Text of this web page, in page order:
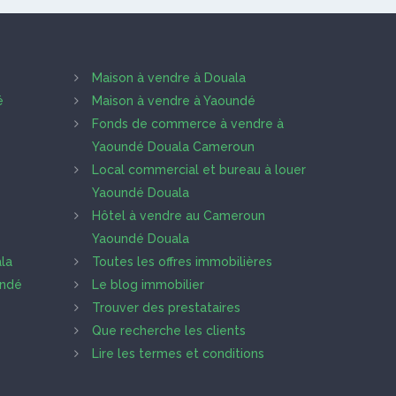
Maison à vendre à Douala
Maison à vendre à Yaoundé
Fonds de commerce à vendre à
Yaoundé Douala Cameroun
Local commercial et bureau à louer
Yaoundé Douala
Hôtel à vendre au Cameroun
Yaoundé Douala
Toutes les offres immobilières
Le blog immobilier
Trouver des prestataires
Que recherche les clients
Lire les termes et conditions